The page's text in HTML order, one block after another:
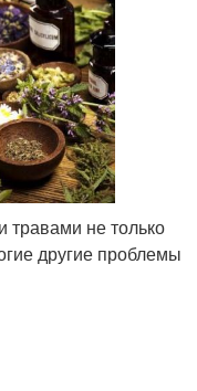
травами не только
другие проблемы